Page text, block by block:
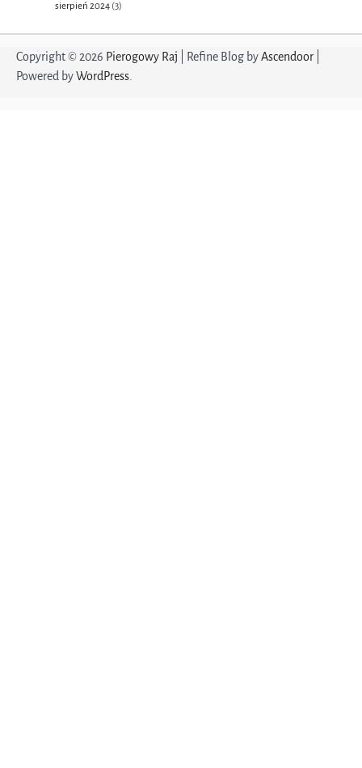
sierpień 2024 (3)
Copyright © 2026 Pierogowy Raj | Refine Blog byAscendoor
Powered byWordPress.